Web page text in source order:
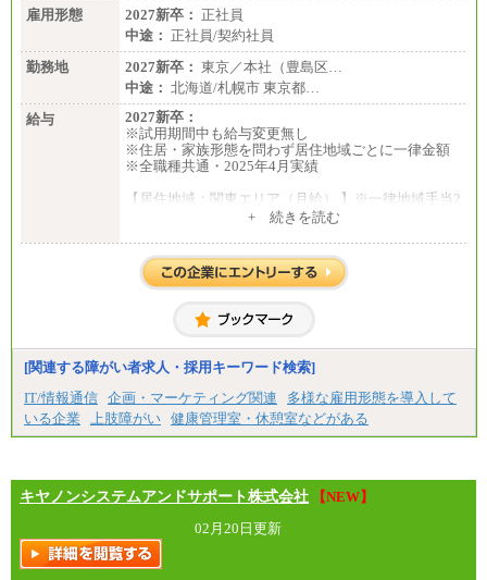
雇用形態
2027新卒： 正社員
中途： 正社員/契約社員
勤務地
2027新卒： 東京／本社（豊島区…
中途： 北海道/札幌市 東京都…
給与
2027新卒：
※試用期間中も給与変更無し
※住居・家族形態を問わず居住地域ごとに一律金額
※全職種共通・2025年4月実績
【居住地域：関東エリア（月給） 】※一律地域手当2
大学卒：250,000円
高専卒：244,800円
短大・専門3年制卒：235,300円
専門1年制卒：212,900円
【居住地域：関西エリア（月給） 】※一律地域手当1
5,000円含む
大学院卒：266,100円
大学卒：240,000円
高専卒：234,800円
短大・専門3年制卒：225,300円
中途：
【全職種共通】
〔正社員〕
月給212,900円～330,000円
※実務経験に応じてご相談させていただきます（上
記金額を超える可能性あり）
※職種8）を除き、正社員の場合勤務地は本社のみと
+ 続きを読む
[関連する障がい者求人・採用キーワード検索]
IT/情報通信 企画・マーケティング関連
多様な雇用形態を導入して
いる企業
上肢障がい 健康管理室・休憩室などがある
キヤノンシステムアンドサポート株式会社
【NEW】
02月20日更新